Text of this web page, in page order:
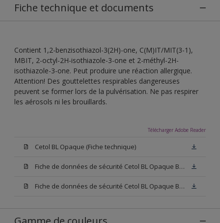
Fiche technique et documents
Contient 1,2-benzisothiazol-3(2H)-one, C(M)IT/MIT(3-1),
MBIT, 2-octyl-2H-isothiazole-3-one et 2-méthyl-2H-
isothiazole-3-one. Peut produire une réaction allergique.
Attention! Des gouttelettes respirables dangereuses
peuvent se former lors de la pulvérisation. Ne pas respirer
les aérosols ni les brouillards.
Télécharger Adobe Reader
Cetol BL Opaque (Fiche technique)
Fiche de données de sécurité Cetol BL Opaque Base W05 (SDS)
Fiche de données de sécurité Cetol BL Opaque Base N00 (SDS)